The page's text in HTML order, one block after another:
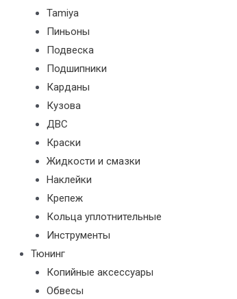
Tamiya
Пиньоны
Подвеска
Подшипники
Карданы
Кузова
ДВС
Краски
Жидкости и смазки
Наклейки
Крепеж
Кольца уплотнительные
Инструменты
Тюнинг
Копийные аксессуары
Обвесы